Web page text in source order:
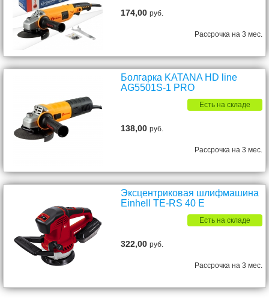
174,00руб.
Рассрочка на 3 мес.
Болгарка KATANA HD line
AG5501S-1 PRO
Есть на складе
138,00руб.
Рассрочка на 3 мес.
Эксцентриковая шлифмашина
Einhell TE-RS 40 E
Есть на складе
322,00руб.
Рассрочка на 3 мес.